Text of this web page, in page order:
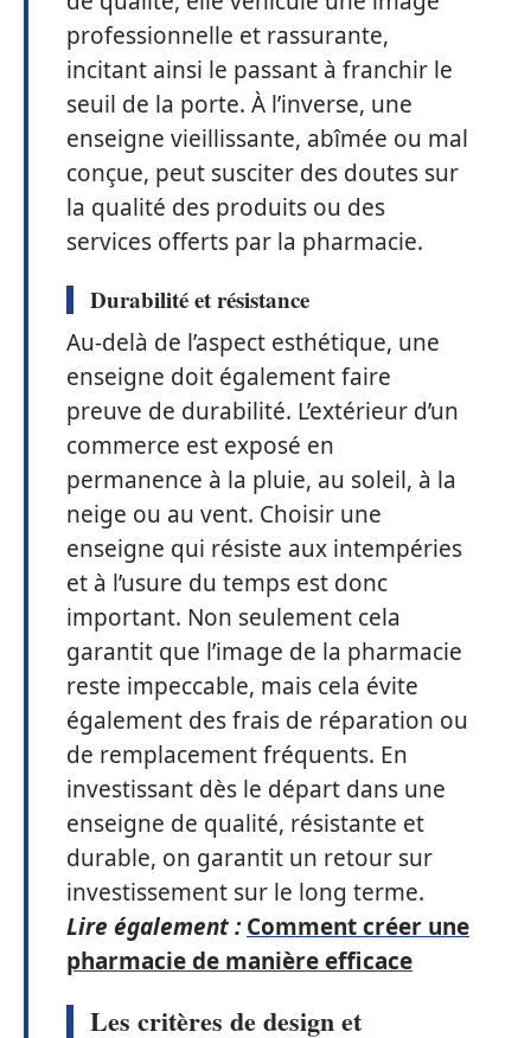
professionnelle et rassurante,
incitant ainsi le passant à franchir le
seuil de la porte. À l’inverse, une
enseigne vieillissante, abîmée ou mal
conçue, peut susciter des doutes sur
la qualité des produits ou des
services offerts par la pharmacie.
Durabilité et résistance
Au-delà de l’aspect esthétique, une
enseigne doit également faire
preuve de durabilité. L’extérieur d’un
commerce est exposé en
permanence à la pluie, au soleil, à la
neige ou au vent. Choisir une
enseigne qui résiste aux intempéries
et à l’usure du temps est donc
important. Non seulement cela
garantit que l’image de la pharmacie
reste impeccable, mais cela évite
également des frais de réparation ou
de remplacement fréquents. En
investissant dès le départ dans une
enseigne de qualité, résistante et
durable, on garantit un retour sur
investissement sur le long terme.
Lire également : Comment créer une
pharmacie de manière efficace
Les critères de design et